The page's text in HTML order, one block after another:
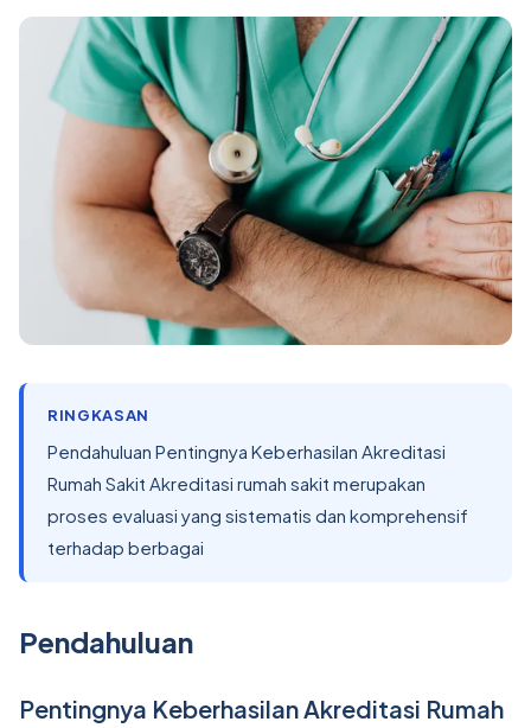
RINGKASAN
Pendahuluan Pentingnya Keberhasilan Akreditasi
Rumah Sakit Akreditasi rumah sakit merupakan
proses evaluasi yang sistematis dan komprehensif
terhadap berbagai
Pendahuluan
Pentingnya Keberhasilan Akreditasi Rumah